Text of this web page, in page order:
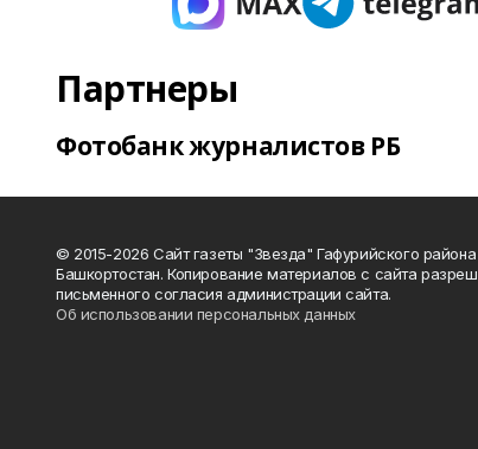
Партнеры
Фотобанк журналистов РБ
© 2015-2026 Сайт газеты "Звезда" Гафурийского
Башкортостан. Копирование материалов с сайта
письменного согласия администрации сайта.
Об использовании персональных данных